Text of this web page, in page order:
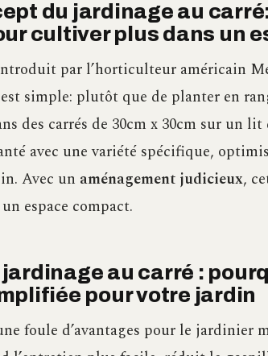
du jardinage au
cultiver plus dans un
par l’horticulteur américain
est simple: plutôt que de planter en
des carrés de 30cm x 30cm sur un
avec une variété spécifique,
Avec un aménagement judicieux,
espace compact.
au carré :
pour votre jardin
foule d’avantages pour le jardinier